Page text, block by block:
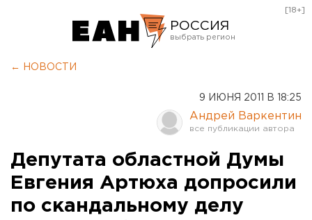
РОССИЯ
Оренбург
[18+]
← НОВОСТИ
9 ИЮНЯ 2011 В 18:25
Андрей Варкентин
Депутата областной Думы
Евгения Артюха допросили
по скандальному делу